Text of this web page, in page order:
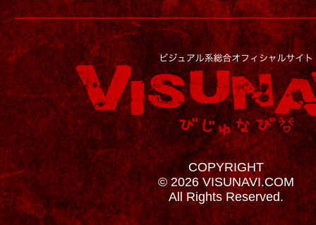
COPYRIGHT
© 2026 VISUNAVI.COM
All Rights Reserved.